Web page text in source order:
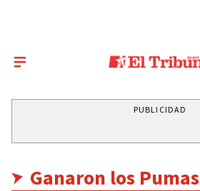
PUBLICIDAD
Ganaron los Pumas